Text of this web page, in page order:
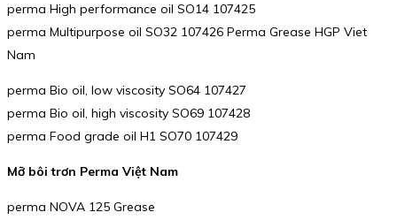
perma High performance oil SO14 107425
perma Multipurpose oil SO32 107426 Perma Grease HGP Viet
Nam
perma Bio oil, low viscosity SO64 107427
perma Bio oil, high viscosity SO69 107428
perma Food grade oil H1 SO70 107429
Mỡ bôi trơn Perma Việt Nam
perma NOVA 125 Grease